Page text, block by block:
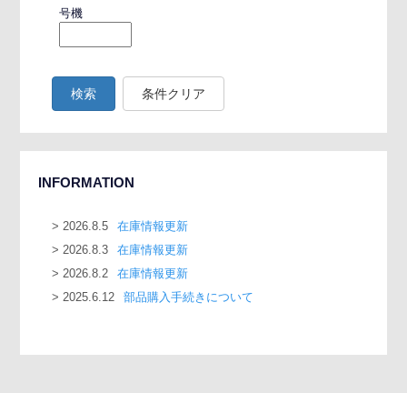
号機
検索 条件クリア
INFORMATION
2026.8.5
在庫情報更新
2026.8.3
在庫情報更新
2026.8.2
在庫情報更新
2025.6.12
部品購入手続きについて